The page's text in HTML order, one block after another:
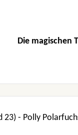
Die magischen